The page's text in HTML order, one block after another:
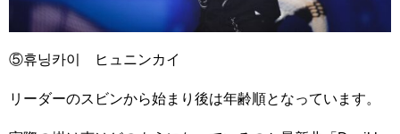
⑤휴닝카이 ヒュニンカイ
リーダーのスビンから始まり後は年齢順となっています。